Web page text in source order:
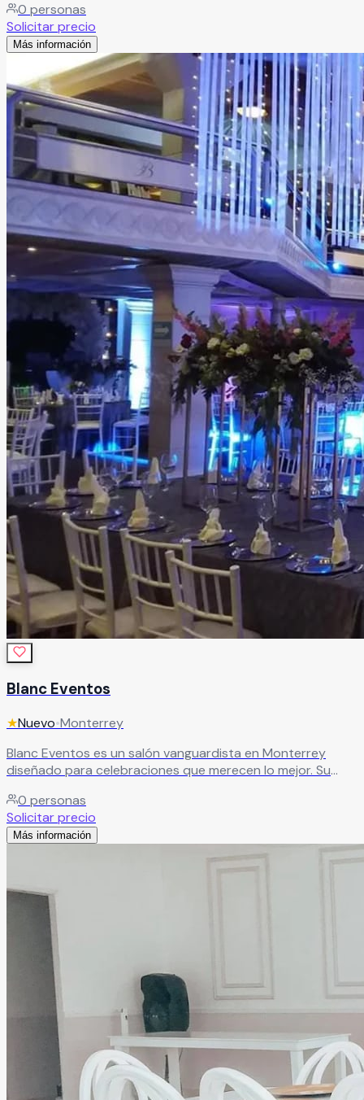
rincón de Casa Aura está pensado para sorprender, para
emocionar, para quedarse grabado en la memoria de
quienes lo viven.
0 personas
Solicitar precio
Más información
Blanc Eventos
★Nuevo•Monterrey
Blanc Eventos es un salón vanguardista en Monterrey
diseñado para celebraciones que merecen lo mejor. Su
el íntimo salón privado para ceremonias civiles crean un
espacio versátil y sofisticado para cada momento de tu
evento.Leer más
0 personas
Solicitar precio
Más información